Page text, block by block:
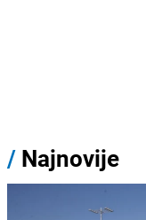
/ Najnovije